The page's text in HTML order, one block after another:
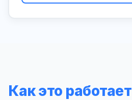
Как это работает